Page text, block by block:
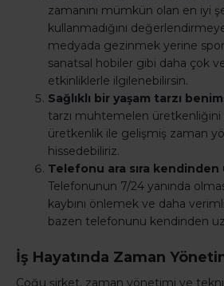
zamanını mümkün olan en iyi
kullanmadığını
medyada gezinmek yerine
sanatsal hobiler gibi daha çok
etkinliklerle ilgilenebilirsin.
Sağlıklı bir yaşam tarzı
tarzı muhtemelen üretkenliğini
üretkenlik ile gelişmiş zaman
hissedebiliriz.
Telefonu ara sıra kendinden
Telefonunun 7/24 yanında
kaybını önlemek ve daha
bazen telefonunu kendinden
İş Hayatında Zaman
Çoğu şirket, zaman yönetimi ve